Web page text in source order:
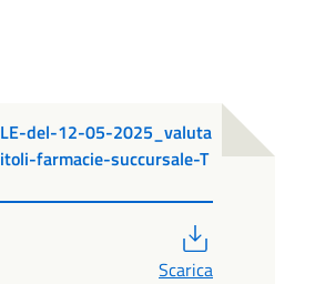
del-12-05-2025_valuta
farmacie-succursale-T
Scarica